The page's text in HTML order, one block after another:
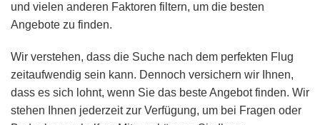
und vielen anderen Faktoren filtern, um die besten
Angebote zu finden.
Wir verstehen, dass die Suche nach dem perfekten Flug
zeitaufwendig sein kann. Dennoch versichern wir Ihnen,
dass es sich lohnt, wenn Sie das beste Angebot finden. Wir
stehen Ihnen jederzeit zur Verfügung, um bei Fragen oder